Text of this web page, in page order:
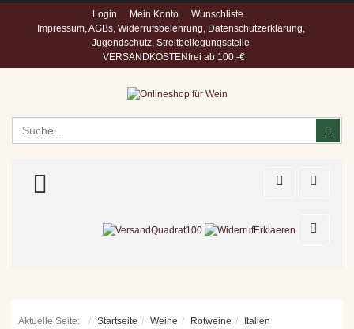
Login Mein Konto
Wunschliste
Impressum, AGBs, Widerrufsbelehrung, Datenschutzerklärung,
Jugendschutz, Streitbeilegungsstelle
VERSANDKOSTENfrei ab 100,-€
TOGGLE MENU
Aktuelle Seite: Startseite Weine Rotweine
Italien